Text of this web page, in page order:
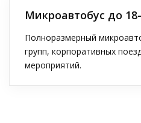
Микроавтобус до
Полноразмерный
групп, корпоративных
мероприятий.